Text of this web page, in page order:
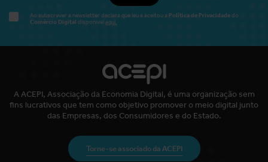
Ao subscrever a newsletter declara que leu e aceitou a Política de Privacidadedo
Comércio Digital disponível aqui.
A ACEPI, Associação da Economia Digital, é uma organização sem
fins lucrativos que tem como objetivo promover o meio digital junto
das Empresas, dos Consumidores e do Estado.
Torne-se associado da ACEPI